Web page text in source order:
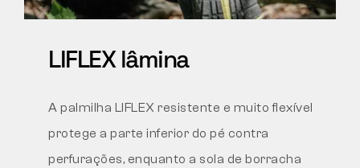
LIFLEX lâmina
A palmilha LIFLEX resistente e muito flexível
protege a parte inferior do pé contra
perfurações, enquanto a sola de borracha